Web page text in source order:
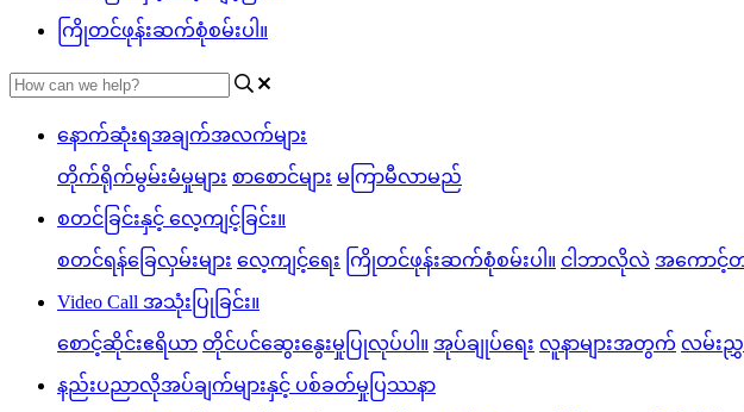
ကြိုတင်ဖုန်းဆက်စုံစမ်းပါ။
နောက်ဆုံးရအချက်အလက်များ
တိုက်ရိုက်မွမ်းမံမှုများ စာစောင်များ မကြာမီလာမည်
စတင်ခြင်းနှင့် လေ့ကျင့်ခြင်း။
စတင်ရန်ခြေလှမ်းများ လေ့ကျင့်ရေး ကြိုတင်ဖုန်းဆက်စုံစမ်းပါ။ ငါဘာလိုလဲ အကောင့်
Video Call အသုံးပြုခြင်း။
စောင့်ဆိုင်းဧရိယာ တိုင်ပင်ဆွေးနွေးမှုပြုလုပ်ပါ။ အုပ်ချုပ်ရေး လူနာများအတွက် လမ်းညွှန်
နည်းပညာလိုအပ်ချက်များနှင့် ပစ်ခတ်မှုပြဿနာ